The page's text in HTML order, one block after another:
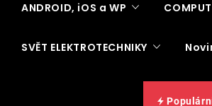
ANDROID, iOS a WP
SVĚT ELEKTROTECHNIKY